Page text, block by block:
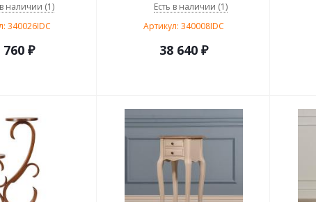
наличии (1)
340026IDC
760₽
Есть в наличии (1)
Артикул: 340008IDC
38 640₽